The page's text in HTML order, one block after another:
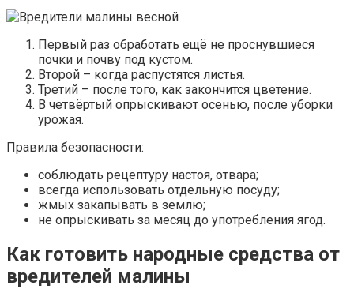
Первый раз обработать ещё не проснувшиеся
почки и почву под кустом.
Второй – когда распустятся листья.
Третий – после того, как закончится цветение.
В четвёртый опрыскивают осенью, после уборки
урожая.
Правила безопасности:
соблюдать рецептуру настоя, отвара;
всегда использовать отдельную посуду;
жмых закапывать в землю;
не опрыскивать за месяц до употребления ягод.
Как готовить народные средства от
вредителей малины